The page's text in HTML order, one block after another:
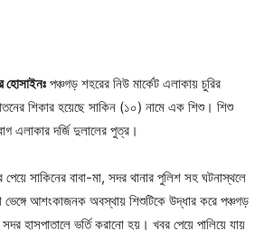
হোসাইনঃ পঞ্চগড় শহরের নিউ মার্কেট এলাকায় চুরির
শিকার হয়েছে সাকিন (১০) নামে এক শিশু। শিশু
এলাকার দর্জি দুলালের পুত্র।
সাকিনের বাবা-মা, সদর থানার পুলিশ সহ ঘটনাস্থলে
ভেঙ্গে আশংকাজনক অবস্থায় শিশুটিকে উদ্ধার করে পঞ্চগড়
হাসপাতালে ভর্তি করানো হয়। খবর পেয়ে পালিয়ে যায়